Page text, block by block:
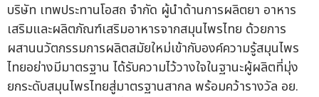
บริษัท เทพประทานโอสถ จำกัด ผู้นำด้านการผลิตยา อาหาร
เสริมและผลิตภัณฑ์เสริมอาหารจากสมุนไพรไทย ด้วยการ
ผสานนวัตกรรมการผลิตสมัยใหม่เข้ากับองค์ความรู้สมุนไพร
ไทยอย่างมีมาตรฐาน ได้รับความไว้วางใจในฐานะผู้ผลิตที่มุ่ง
ยกระดับสมุนไพรไทยสู่มาตรฐานสากล พร้อมคว้ารางวัล อย.